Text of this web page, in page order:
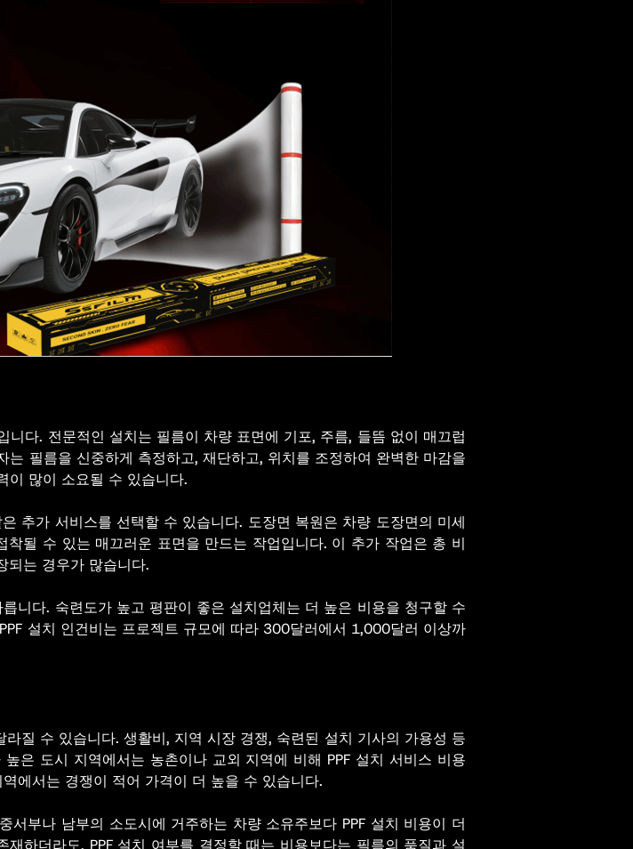
다. 전문적인 설치는 필름이 차량 표면에 기포, 주름, 들뜸 없이 매끄럽
필름을 신중하게 측정하고, 재단하고, 위치를 조정하여 완벽한 마감을
이 많이 소요될 수 있습니다.
추가 서비스를 선택할 수 있습니다. 도장면 복원은 차량 도장면의 미세
될 수 있는 매끄러운 표면을 만드는 작업입니다. 이 추가 작업은 총 비
되는 경우가 많습니다.
니다. 숙련도가 높고 평판이 좋은 설치업체는 더 높은 비용을 청구할 수
설치 인건비는 프로젝트 규모에 따라 300달러에서 1,000달러 이상까
질 수 있습니다. 생활비, 지역 시장 경쟁, 숙련된 설치 기사의 가용성 등
은 도시 지역에서는 농촌이나 교외 지역에 비해 PPF 설치 서비스 비용
에서는 경쟁이 적어 가격이 더 높을 수 있습니다.
부나 남부의 소도시에 거주하는 차량 소유주보다 PPF 설치 비용이 더
하더라도, PPF 설치 여부를 결정할 때는 비용보다는 필름의 품질과 설